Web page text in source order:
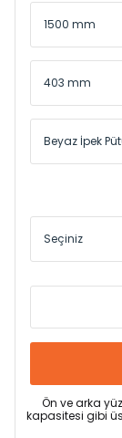
Ön ve arka
kapasitesi gibi